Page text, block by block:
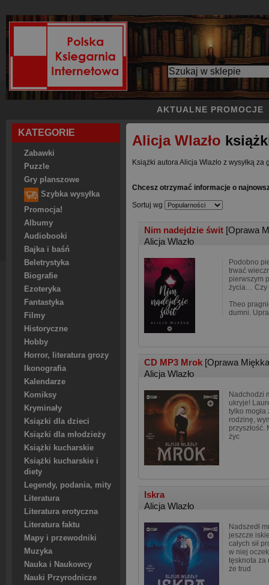
AKTUALNE PROMOCJE
KATEGORIE
Zabawki
Puzzle
Gry planszowe
Szybka wysyłka
Promocja!
Albumy
Audiobooki
Bajka i baśń
Beletrystyka
Biografie
Ezoteryka
Fantastyka
Filmy
Historyczne
Hobby
Horror, literatura grozy
Ikonografia
Kalendarze
Komiksy
Kryminały
Ksiązki dla dzieci
Ksiązki dla młodzieży
Książki kucharskie
Książki kucharskie i
diety
Legendy, podania, mity
Literatura
Literatura erotyczna
Literatura faktu
Mapy i przewodniki
Muzyka
Nauka i Naukowcy
Nauki Przyrodnicze
Alicja Wlazło
Książki autora Alicja Wlazło z wysyłką za
Chcesz otrzymać informacje o
Sortuj wg
Nim nadejdzie świt [Oprawa
Alicja Wlazło
Podobno
trwać
pierwszym
życia… Czy
Theo
dumni.
CD MP3 Mrok [Oprawa
Alicja Wlazło
Nadchodzi
ukryje!
tylko
rodzinę,
przyszłość.
życ
Iskra
Alicja Wlazło
Nadszedł
jeszcze
całych sił
w niej
tęsknota za
że trud